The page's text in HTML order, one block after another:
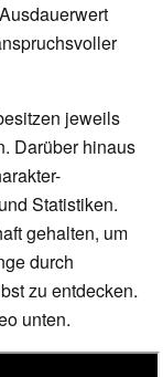
jeweils
Darüber hinaus
Statistiken.
gehalten, um
durch
zu entdecken.
unten.